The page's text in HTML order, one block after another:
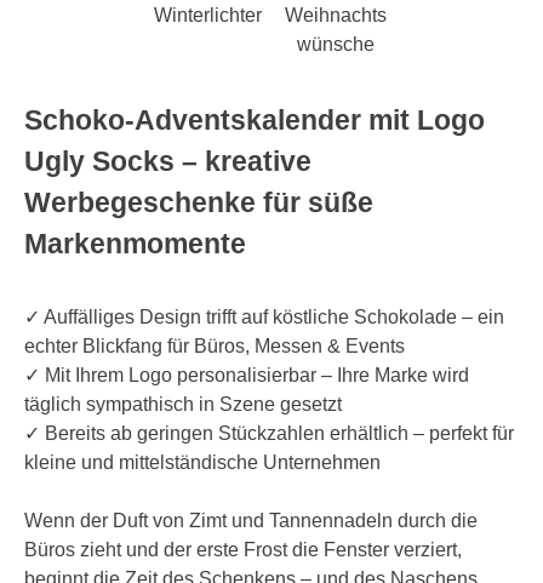
Winterlichter
Weihnachts
wünsche
Schoko-Adventskalender mit Logo
Ugly Socks – kreative
Werbegeschenke für süße
Markenmomente
✓ Auffälliges Design trifft auf köstliche Schokolade – ein
echter Blickfang für Büros, Messen & Events
✓ Mit Ihrem Logo personalisierbar – Ihre Marke wird
täglich sympathisch in Szene gesetzt
✓ Bereits ab geringen Stückzahlen erhältlich – perfekt für
kleine und mittelständische Unternehmen
Wenn der Duft von Zimt und Tannennadeln durch die
Büros zieht und der erste Frost die Fenster verziert,